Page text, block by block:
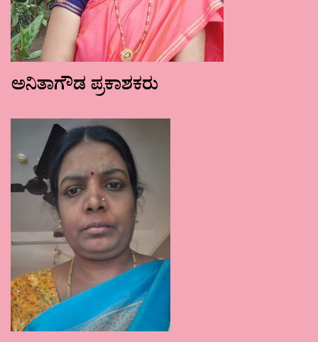
ಅನಿತಾಗೌಡ ಪ್ರಕಾಶಕರು